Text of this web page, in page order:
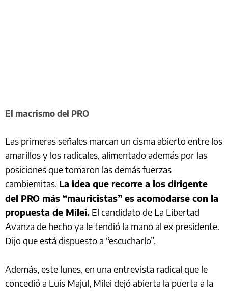
El macrismo del PRO
Las primeras señales marcan un cisma abierto entre los
amarillos y los radicales, alimentado además por las
posiciones que tomaron las demás fuerzas
cambiemitas. La idea que recorre a los dirigente
del PRO más “mauricistas” es acomodarse con la
propuesta de Milei. El candidato de La Libertad
Avanza de hecho ya le tendió la mano al ex presidente.
Dijo que está dispuesto a “escucharlo”.
Además, este lunes, en una entrevista radical que le
concedió a Luis Majul, Milei dejó abierta la puerta a la